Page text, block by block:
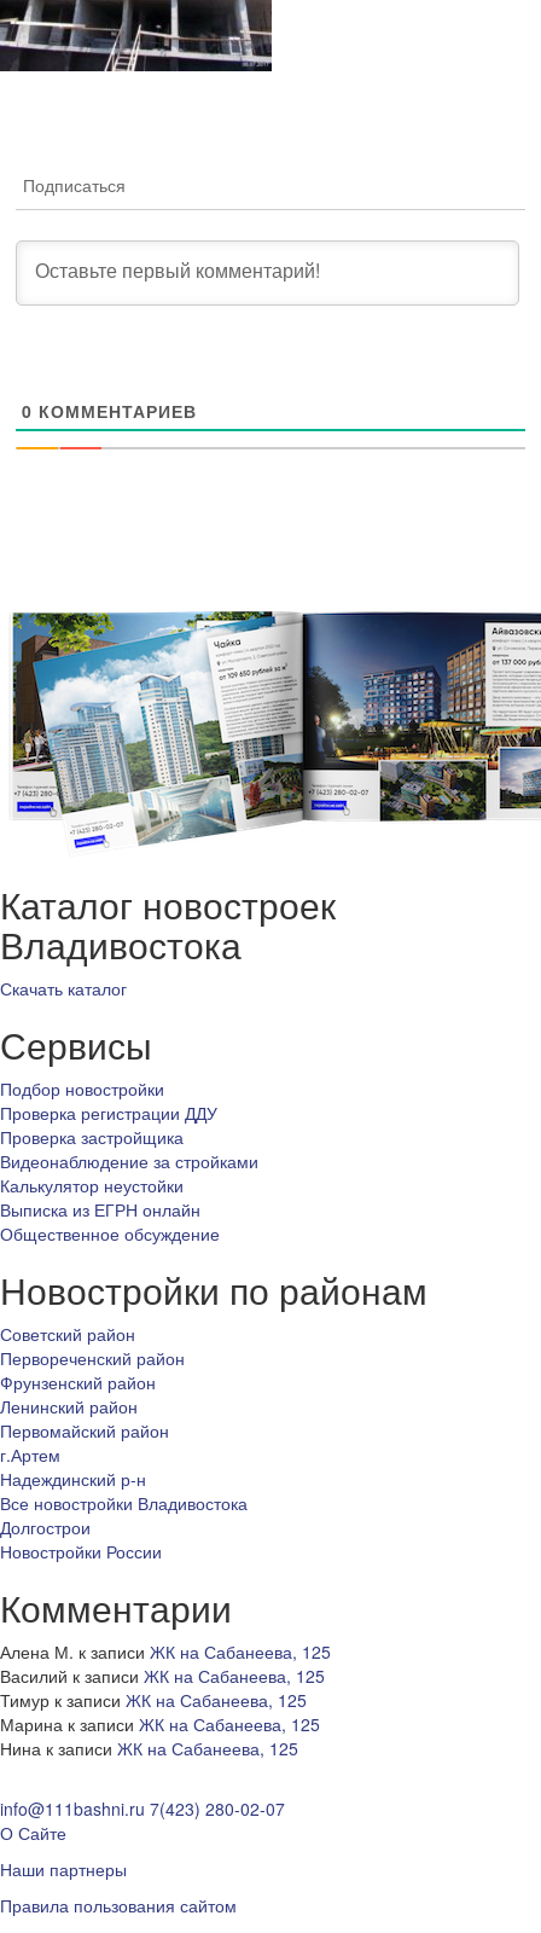
Подписаться
0 КОММЕНТАРИЕВ
Каталог новостроек
Владивостока
Скачать каталог
Сервисы
Подбор новостройки
Проверка регистрации ДДУ
Проверка застройщика
Видеонаблюдение за стройками
Калькулятор неустойки
Выписка из ЕГРН онлайн
Общественное обсуждение
Новостройки по районам
Советский район
Первореченский район
Фрунзенский район
Ленинский район
Первомайский район
г.Артем
Надеждинский р-н
Все новостройки Владивостока
Долгострои
Новостройки России
Комментарии
Алена М. к записи ЖК на Сабанеева, 125
Василий к записи ЖК на Сабанеева, 125
Тимур к записи ЖК на Сабанеева, 125
Марина к записи ЖК на Сабанеева, 125
Нина к записи ЖК на Сабанеева, 125
info@111bashni.ru 7(423) 280-02-07
О Сайте
Наши партнеры
Правила пользования сайтом